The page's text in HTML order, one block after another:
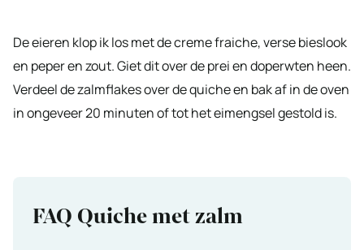
De eieren klop ik los met de creme fraiche, verse bieslook
en peper en zout. Giet dit over de prei en doperwten heen.
Verdeel de zalmflakes over de quiche en bak af in de oven
in ongeveer 20 minuten of tot het eimengsel gestold is.
FAQ Quiche met zalm